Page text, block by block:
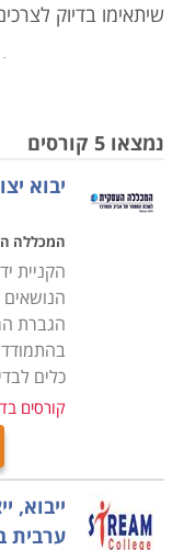
שיתאימו בדיוק
אזור הדרום
מבעבר. בנוסף
חדשות והרחיב
מושקעים עד היום
לימוד מכובדים
ופותחו מכללות
באזור הדרום
נתיבות, קריית גת,
אשקלון - סניף
נמצאו 5 קורסים
יבוא
המכללה
הקניית
הנושאים
הגברת
כלים
קורסים
ייבוא,
ערבית